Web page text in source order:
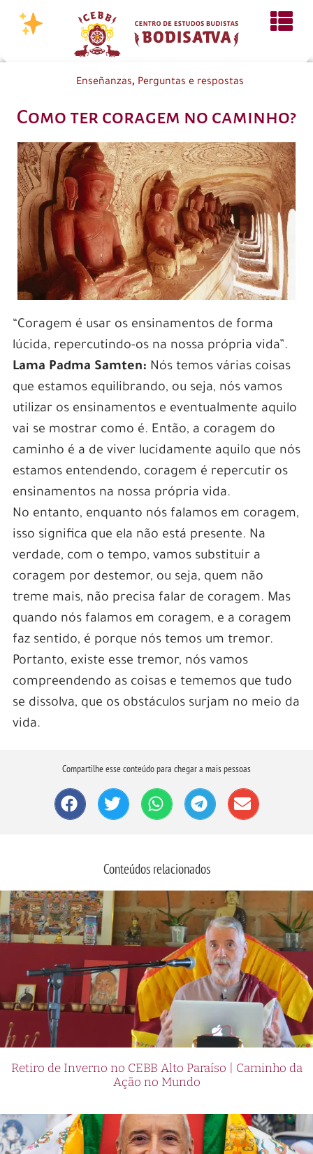
Enseñanzas, Perguntas e respostas
Como ter coragem no caminho?
“Coragem é usar os ensinamentos de forma
lúcida, repercutindo-os na nossa própria vida”.
Lama Padma Samten: Nós temos várias coisas
que estamos equilibrando, ou seja, nós vamos
utilizar os ensinamentos e eventualmente aquilo
vai se mostrar como é. Então, a coragem do
caminho é a de viver lucidamente aquilo que nós
estamos entendendo, coragem é repercutir os
ensinamentos na nossa própria vida.
No entanto, enquanto nós falamos em coragem,
isso significa que ela não está presente. Na
verdade, com o tempo, vamos substituir a
coragem por destemor, ou seja, quem não
treme mais, não precisa falar de coragem. Mas
quando nós falamos em coragem, e a coragem
faz sentido, é porque nós temos um tremor.
Portanto, existe esse tremor, nós vamos
compreendendo as coisas e tememos que tudo
se dissolva, que os obstáculos surjam no meio da
vida.
Compartilhe esse conteúdo para chegar a mais pessoas
Conteúdos relacionados
Retiro de Inverno no CEBB Alto Paraíso | Caminho da
Ação no Mundo